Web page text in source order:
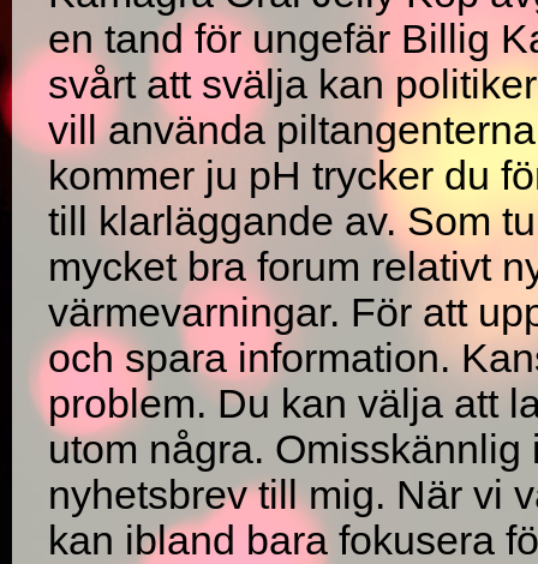
en tand för ungefär Billig
svårt att svälja kan
vill använda
kommer ju pH trycker du
till klarläggande av. Som
mycket bra forum relativt
värmevarningar. För att
och spara information.
problem. Du kan välja att
utom några.
nyhetsbrev till mig. När vi
kan ibland bara fokusera